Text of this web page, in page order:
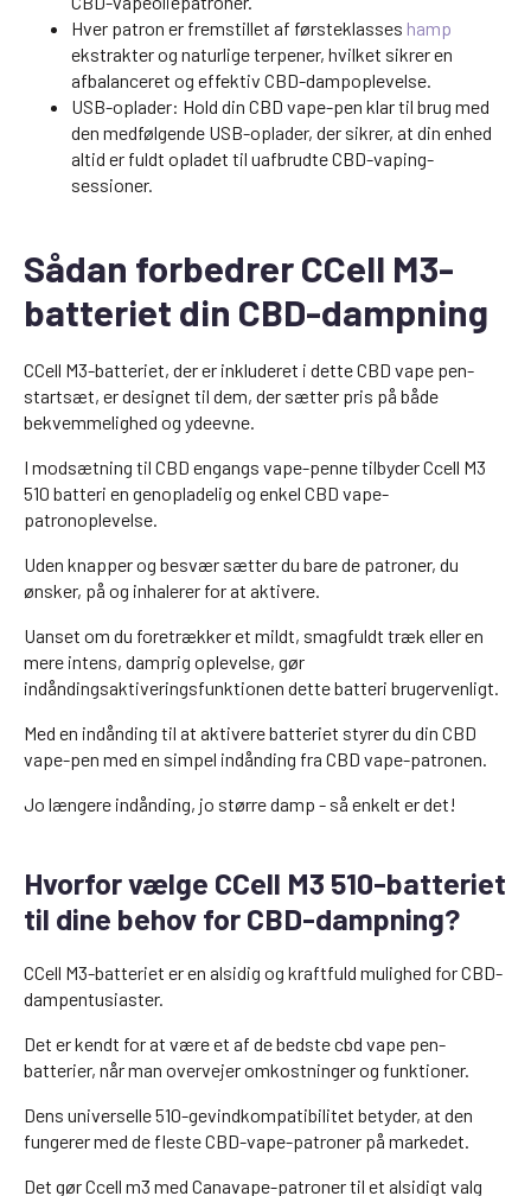
Hver patron er fremstillet af førsteklasses hamp
ekstrakter og naturlige terpener, hvilket sikrer en
afbalanceret og effektiv CBD-dampoplevelse.
USB-oplader: Hold din CBD vape-pen klar til brug med
den medfølgende USB-oplader, der sikrer, at din enhed
altid er fuldt opladet til uafbrudte CBD-vaping-
sessioner.
Sådan forbedrer CCell M3-
batteriet din CBD-dampning
CCell M3-batteriet, der er inkluderet i dette CBD vape pen-
startsæt, er designet til dem, der sætter pris på både
bekvemmelighed og ydeevne.
I modsætning til CBD engangs vape-penne tilbyder Ccell M3
510 batteri en genopladelig og enkel CBD vape-
patronoplevelse.
Uden knapper og besvær sætter du bare de patroner, du
ønsker, på og inhalerer for at aktivere.
Uanset om du foretrækker et mildt, smagfuldt træk eller en
mere intens, damprig oplevelse, gør
indåndingsaktiveringsfunktionen dette batteri brugervenligt.
Med en indånding til at aktivere batteriet styrer du din CBD
vape-pen med en simpel indånding fra CBD vape-patronen.
Jo længere indånding, jo større damp - så enkelt er det!
Hvorfor vælge CCell M3 510-batteriet
til dine behov for CBD-dampning?
CCell M3-batteriet er en alsidig og kraftfuld mulighed for CBD-
dampentusiaster.
Det er kendt for at være et af de bedste cbd vape pen-
batterier, når man overvejer omkostninger og funktioner.
Dens universelle 510-gevindkompatibilitet betyder, at den
fungerer med de fleste CBD-vape-patroner på markedet.
Det gør Ccell m3 med Canavape-patroner til et alsidigt valg